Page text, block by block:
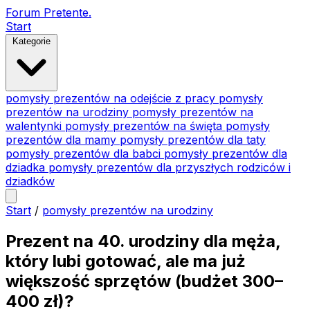
Forum Pretente.
Start
Kategorie
pomysły prezentów na odejście z pracy pomysły
prezentów na urodziny pomysły prezentów na
walentynki pomysły prezentów na święta pomysły
prezentów dla mamy pomysły prezentów dla taty
pomysły prezentów dla babci pomysły prezentów dla
dziadka pomysły prezentów dla przyszłych rodziców i
dziadków
Start / pomysły prezentów na urodziny
Prezent na 40. urodziny dla męża,
który lubi gotować, ale ma już
większość sprzętów (budżet 300–
400 zł)?